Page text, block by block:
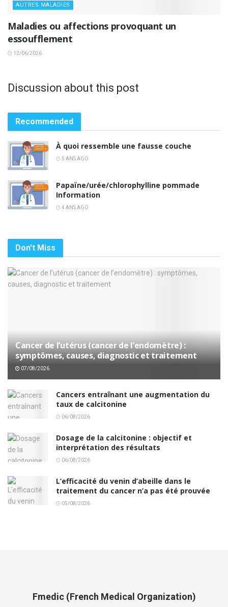
AUTRES MALADIES
Maladies ou affections provoquant un
essoufflement
12/06/2026
Discussion about this post
Recommended
À quoi ressemble une fausse couche
5 ANS AGO
Papaïne/urée/chlorophylline pommade
Information
4 ANS AGO
Don't Miss
Cancer de l’utérus (cancer de l’endomètre) :
symptômes, causes, diagnostic et traitement
07/08/2026
Cancers entraînant une augmentation du
taux de calcitonine
06/08/2026
Dosage de la calcitonine : objectif et
interprétation des résultats
06/08/2026
L’efficacité du venin d’abeille dans le
traitement du cancer n’a pas été prouvée
05/08/2026
Fmedic (French Medical Organization)